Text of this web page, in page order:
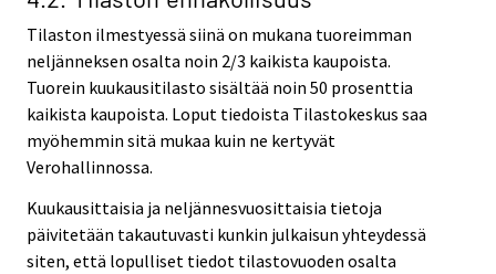
Tilaston ilmestyessä siinä on mukana tuoreimman
neljänneksen osalta noin 2/3 kaikista kaupoista.
Tuorein kuukausitilasto sisältää noin 50 prosenttia
kaikista kaupoista. Loput tiedoista Tilastokeskus saa
myöhemmin sitä mukaa kuin ne kertyvät
Verohallinnossa.
Kuukausittaisia ja neljännesvuosittaisia tietoja
päivitetään takautuvasti kunkin julkaisun yhteydessä
siten, että lopulliset tiedot tilastovuoden osalta